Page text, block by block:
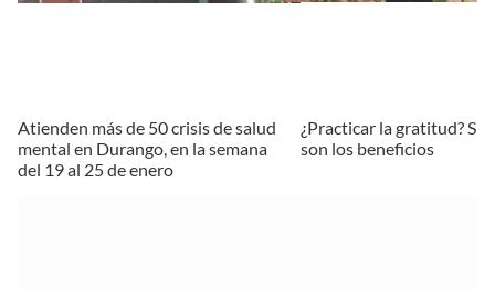
Atienden más de 50 crisis de salud
mental en Durango, en la semana
del 19 al 25 de enero
¿Practicar la gratitud? Sí
son los beneficios